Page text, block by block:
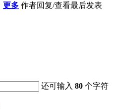
更多 作者回复/查看最后发表
还可输入80 个字符